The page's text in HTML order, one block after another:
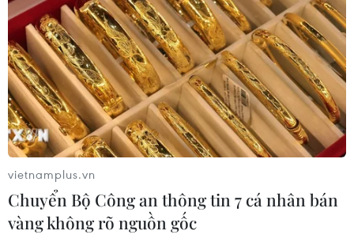
Đầu tư cho sức khỏe từ phòng bệnh
đến hạ tầng y tế
09/08/2026 03:29
Cảnh giác thủ đoạn lôi kéo tham gia
“Hội Thánh Đức Chúa Trời Mẹ”
Tìm nhân chứng về mộ tập thể liệt sỹ
vietnamplus.vn
Chuyển Bộ Công an thông tin 7 cá nhân bán
vàng không rõ nguồn gốc